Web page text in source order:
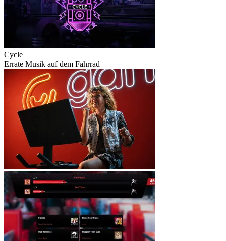
Cycle
Errate Musik auf dem Fahrrad